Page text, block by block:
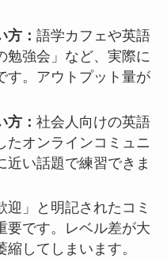
方：語学カフェや英語
勉強会」など、実際に
す。アウトプット量が
方：社会人向けの英語
たオンラインコミュニ
近い話題で練習できま
迎」と明記されたコミ
要です。レベル差が大
してしまいます。